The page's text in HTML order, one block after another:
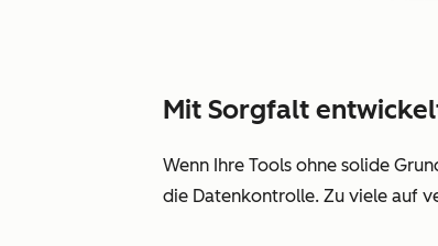
Mit Sorgfalt
Wenn Ihre Tools ohne solide
die Datenkontrolle. Zu viele auf